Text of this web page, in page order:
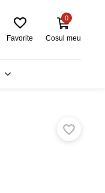
Favorite Cosul meu
0